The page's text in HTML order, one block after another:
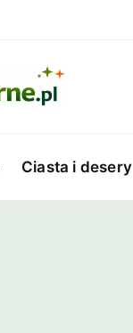
Ciasta i desery